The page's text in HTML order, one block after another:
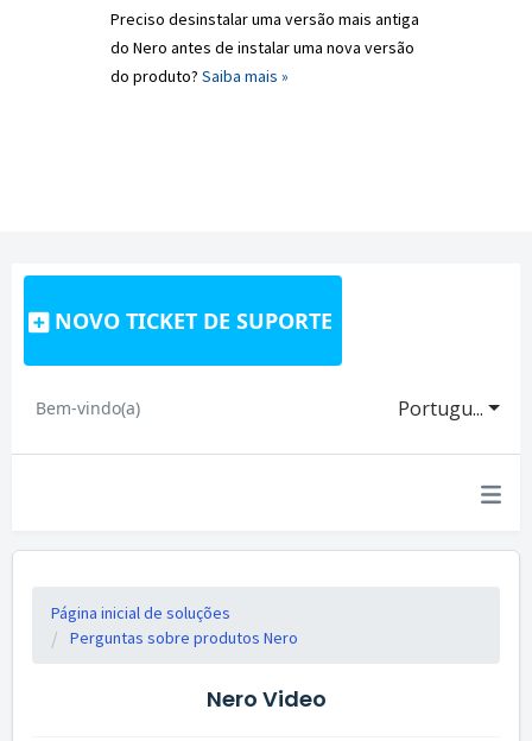
Preciso desinstalar uma versão mais antiga
do Nero antes de instalar uma nova versão
do produto? Saiba mais »
NOVO TICKET DE SUPORTE
Portugu...
Bem-vindo(a)
Página inicial de soluções
Perguntas sobre produtos Nero
Nero Video